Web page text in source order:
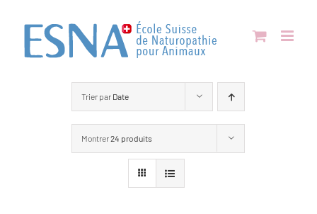
contenu
Trier par Date
Montrer24 produits